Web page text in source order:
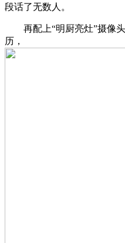
段话了无数人。
再配上“明厨亮灶”摄像头
历，